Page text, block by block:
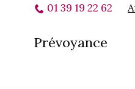
01 39 19 22 62
Prévoyance